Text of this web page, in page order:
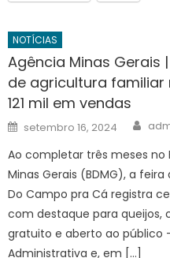
NOTÍCIAS
Agência Minas Gerais
de agricultura familiar
121 mil em vendas
Posted
on
setembro 16, 2024
Ao completar três meses
Minas Gerais (BDMG), a
Do Campo pra Cá registra
com destaque para queijos,
gratuito e aberto ao público
Administrativa e, em […]